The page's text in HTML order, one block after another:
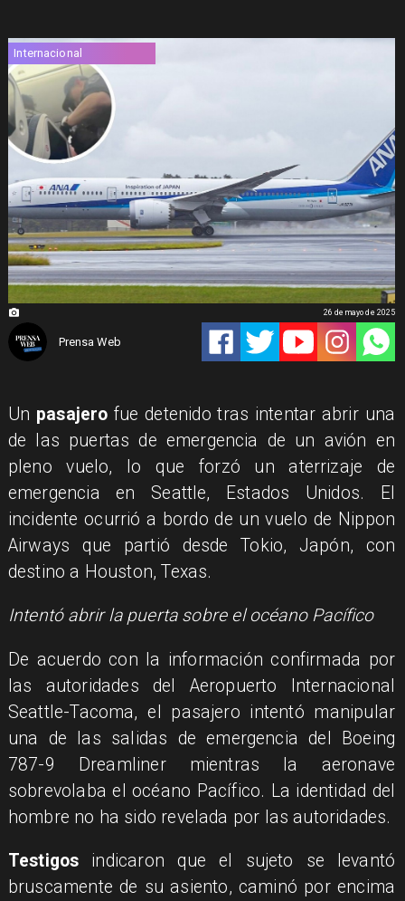
Internacional
Prensa Web
26 de mayo de 2025
Un pasajero fue detenido tras intentar abrir una
de las puertas de emergencia de un avión en
pleno vuelo, lo que forzó un aterrizaje de
emergencia en Seattle, Estados Unidos. El
incidente ocurrió a bordo de un vuelo de Nippon
Airways que partió desde Tokio, Japón, con
destino a Houston, Texas.
Intentó abrir la puerta sobre el océano Pacífico
De acuerdo con la información confirmada por
las autoridades del Aeropuerto Internacional
Seattle-Tacoma, el pasajero intentó manipular
una de las salidas de emergencia del Boeing
787-9 Dreamliner mientras la aeronave
sobrevolaba el océano Pacífico. La identidad del
hombre no ha sido revelada por las autoridades.
Testigos indicaron que el sujeto se levantó
bruscamente de su asiento, caminó por encima